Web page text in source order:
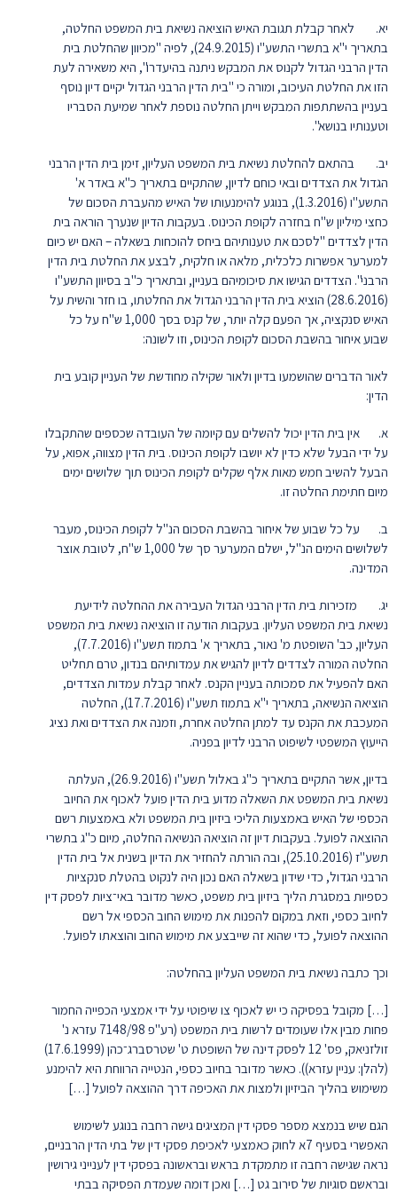
יא. לאחר קבלת תגובת האיש הוציאה נשיאת בית המשפט החלטה,
בתאריך י"א בתשרי התשע"ו (24.9.2015), לפיה "מכיוון שהחלטת בית
הדין הרבני הגדול לקנוס את המבקש ניתנה בהיעדרו", היא משאירה לעת
הזו את החלטת העיכוב, ומורה כי "בית הדין הרבני הגדול יקיים דיון נוסף
בעניין בהשתתפות המבקש וייתן החלטה נוספת לאחר שמיעת הסבריו
וטענותיו בנושא".
יב. בהתאם להחלטת נשיאת בית המשפט העליון, זימן בית הדין הרבני
הגדול את הצדדים ובאי כוחם לדיון, שהתקיים בתאריך כ"א באדר א'
התשע"ו (1.3.2016), בנוגע להימנעותו של האיש מהעברת הסכום של
כחצי מיליון ש"ח בחזרה לקופת הכינוס. בעקבות הדיון שנערך הוראה בית
הדין לצדדים "לסכם את טענותיהם ביחס להוכחות בשאלה – האם יש כיום
למערער אפשרות כלכלית, מלאה או חלקית, לבצע את החלטת בית הדין
הרבני". הצדדים הגישו את סיכומיהם בעניין, ובתאריך כ"ב בסיוון התשע"ו
(28.6.2016) הוציא בית הדין הרבני הגדול את החלטתו, בו חזר והשית על
האיש סנקציה, אך הפעם קלה יותר, של קנס בסך 1,000 ש"ח על כל
שבוע איחור בהשבת הסכום לקופת הכינוס, וזו לשונה:
לאור הדברים שהושמעו בדיון ולאור שקילה מחודשת של העניין קובע בית
הדין:
א. אין בית הדין יכול להשלים עם קיומה של העובדה שכספים שהתקבלו
על ידי הבעל שלא כדין לא יושבו לקופת הכינוס. בית הדין מצווה, אפוא, על
הבעל להשיב חמש מאות אלף שקלים לקופת הכינוס תוך שלושים ימים
מיום חתימת החלטה זו.
ב. על כל שבוע של איחור בהשבת הסכום הנ"ל לקופת הכינוס, מעבר
לשלושים הימים הנ"ל, ישלם המערער סך של 1,000 ש"ח, לטובת אוצר
המדינה.
יג. מזכירות בית הדין הרבני הגדול העבירה את ההחלטה לידיעת
נשיאת בית המשפט העליון. בעקבות הודעה זו הוציאה נשיאת בית המשפט
העליון, כב' השופטת מ' נאור, בתאריך א' בתמוז תשע"ו (7.7.2016),
החלטה המורה לצדדים לדיון להגיש את עמדותיהם בנדון, טרם תחליט
האם להפעיל את סמכותה בעניין הקנס. לאחר קבלת עמדות הצדדים,
הוציאה הנשיאה, בתאריך י"א בתמוז תשע"ו (17.7.2016), החלטה
המעכבת את הקנס עד למתן החלטה אחרת, וזמנה את הצדדים ואת נציג
הייעוץ המשפטי לשיפוט הרבני לדיון בפניה.
בדיון, אשר התקיים בתאריך כ"ג באלול תשע"ו (26.9.2016), העלתה
נשיאת בית המשפט את השאלה מדוע בית הדין פועל לאכוף את החיוב
הכספי של האיש באמצעות הליכי ביזיון בית המשפט ולא באמצעות רשם
ההוצאה לפועל. בעקבות דיון זה הוציאה הנשיאה החלטה, מיום כ"ג בתשרי
תשע"ז (25.10.2016), ובה הורתה להחזיר את הדיון בשנית אל בית הדין
הרבני הגדול, כדי שידון בשאלה האם נכון היה לנקוט בהטלת סנקציות
כספיות במסגרת הליך ביזיון בית משפט, כאשר מדובר באי־ציות לפסק דין
לחיוב כספי, וזאת במקום להפנות את מימוש החוב הכספי אל רשם
ההוצאה לפועל, כדי שהוא זה שייבצע את מימוש החוב והוצאתו לפועל.
וכך כתבה נשיאת בית המשפט העליון בהחלטה:
[…] מקובל בפסיקה כי יש לאכוף צו שיפוטי על ידי אמצעי הכפייה החמור
פחות מבין אלו שעומדים לרשות בית המשפט (רע"פ 7148/98 עזרא נ'
זולזניאק, פס' 12 לפסק דינה של השופטת ט' שטרסברג־כהן (17.6.1999)
(להלן: עניין עזרא)). כאשר מדובר בחיוב כספי, הנטייה הרווחת היא להימנע
משימוש בהליך הביזיון ולמצות את האכיפה דרך ההוצאה לפועל […]
הגם שיש בנמצא מספר פסקי דין המציגים גישה רחבה בנוגע לשימוש
האפשרי בסעיף 7א לחוק כאמצעי לאכיפת פסקי דין של בתי הדין הרבניים,
נראה שגישה רחבה זו מתמקדת בראש ובראשונה בפסקי דין לענייני גירושין
ובראשם סוגיות של סירוב גט […] ואכן דומה שעמדת הפסיקה בבתי